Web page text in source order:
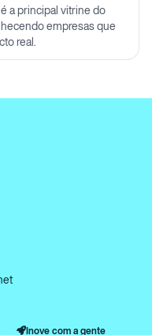
Inove com a gente
a principal vitrine do
empresas que
real.